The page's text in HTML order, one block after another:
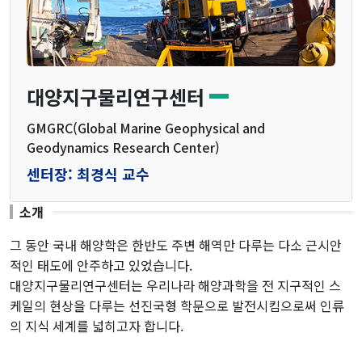
대양지구물리연구센터
GMGRC(Global Marine Geophysical and
Geodynamics Research Center)
센터장: 최경식 교수
소개
그 동안 국내 해양학은 한반도 주변 해역만 다루는 다소 근시안
적인 태도에 안주하고 있었습니다.
대양지구물리연구센터는 우리나라 해양과학을 전 지구적인 스
케일의 현상을 다루는 선진국형 학문으로 발전시킴으로써 인류
의 지식 세계를 넓히고자 합니다.
연구교수
연구원
행정직원
연구센터
연안재해방제연구센터
동아시아연해순환연구센터
해양바이오연구센터
대양지구물리연구센터